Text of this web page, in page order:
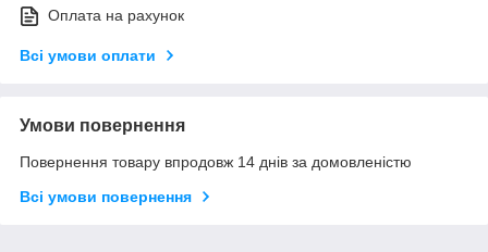
Оплата на рахунок
Всі умови оплати
Умови повернення
Повернення товару впродовж 14 днів за домовленістю
Всі умови повернення